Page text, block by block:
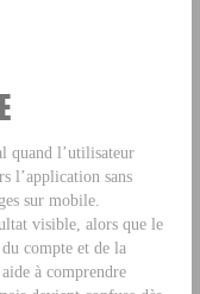
quand l’utilisateur
l’application sans
sur mobile.
visible, alors que le
compte et de la
à comprendre